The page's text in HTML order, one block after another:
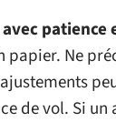
patience
papier. Ne
de vol. Si un